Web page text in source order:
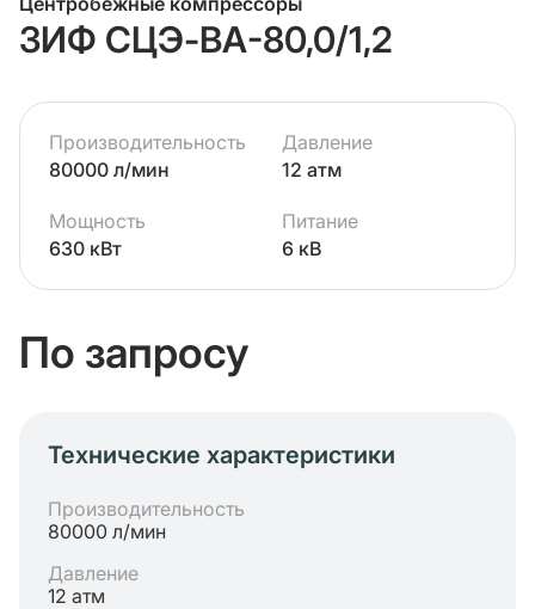
ЗИФ СЦЭ-ВА-80,0/1,2
Производительность
80000 л/мин
Давление
12 атм
Мощность
630 кВт
Питание
6 кВ
По запросу
Технические характеристики
Производительность
80000 л/мин
Давление
12 атм